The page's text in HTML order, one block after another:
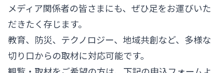
メディア関係者の皆さまにも、ぜひ足をお運びいた
だきたく存じます。
教育、防災、テクノロジー、地域共創など、多様な
切り口からの取材に対応可能です。